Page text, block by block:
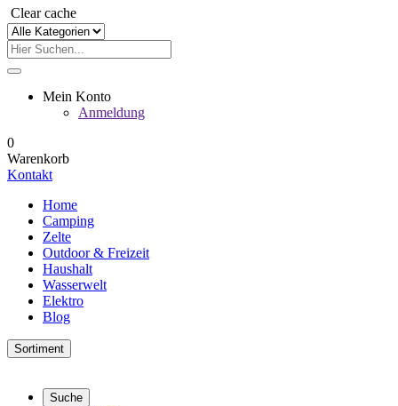
Mein Konto
Anmeldung
0
Warenkorb
Kontakt
Home
Camping
Zelte
Outdoor & Freizeit
Haushalt
Wasserwelt
Elektro
Blog
Sortiment
Suche
Clear cache